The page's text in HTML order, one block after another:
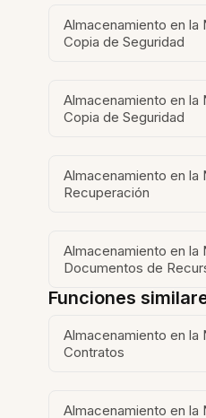
Almacenamiento en la
Copia de Seguridad
Almacenamiento en la
Copia de Seguridad
Almacenamiento en la
Recuperación
Almacenamiento en la
Documentos de
Funciones
Almacenamiento en la
Contratos
Almacenamiento en la